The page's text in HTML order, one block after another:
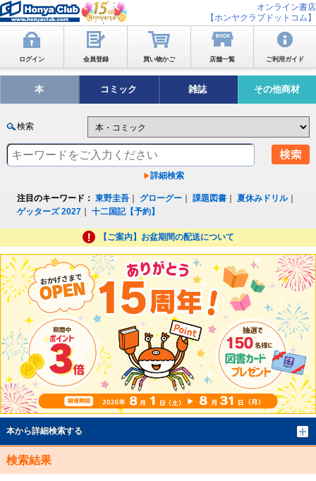
オンライン書店
【ホンヤクラブドットコム】
ログイン 会員登録 買い物かご 店舗一覧 ご利用ガイド
本 コミック 雑誌 その他商材
検索
詳細検索
注目のキーワード： 東野圭吾 グローグー ｜課題図書 ｜夏休みドリル｜
ゲッターズ 2027 ｜十二国記【予約】
【ご案内】お盆期間の配送について
本から詳細検索する
検索結果